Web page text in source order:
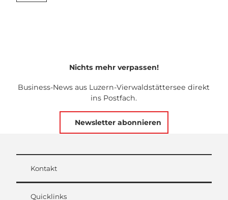
Nichts mehr verpassen!
Business-News aus Luzern-Vierwaldstättersee direkt
ins Postfach.
Newsletter abonnieren
Kontakt
Quicklinks